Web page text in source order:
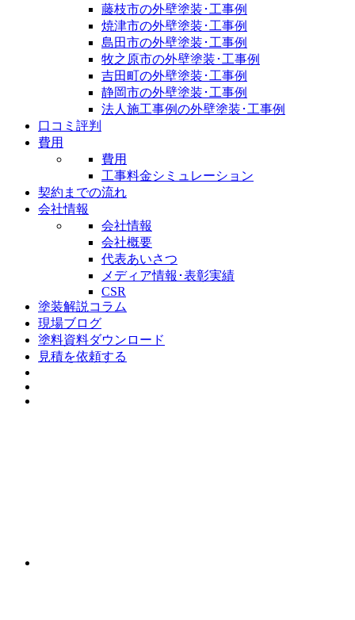
藤枝市の外壁塗装･工事例
焼津市の外壁塗装･工事例
島田市の外壁塗装･工事例
牧之原市の外壁塗装･工事例
吉田町の外壁塗装･工事例
静岡市の外壁塗装･工事例
法人施工事例の外壁塗装･工事例
口コミ評判
費用
費用
工事料金シミュレーション
契約までの流れ
会社情報
会社情報
会社概要
代表あいさつ
メディア情報･表彰実績
CSR
塗装解説コラム
現場ブログ
塗料資料ダウンロード
見積を依頼する